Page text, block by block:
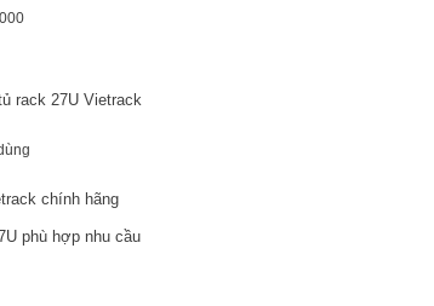
rack 27U Vietrack
chính hãng
phù hợp nhu cầu